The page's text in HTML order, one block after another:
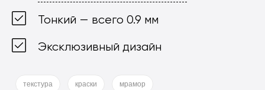
Тонкий — всего 0.9 мм
Эксклюзивный дизайн
текстура краски мрамор